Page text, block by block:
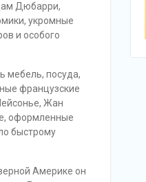
Дюбарри,
укромные
и особого
мебель, посуда,
французские
Жан
оформленные
быстрому
Америке он